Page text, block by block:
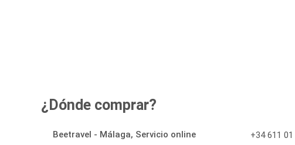
¿Dónde comprar?
Beetravel - Málaga, Servicio online
+34 611